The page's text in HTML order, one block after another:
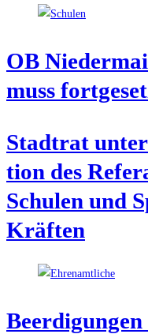
OB
muss
Stadt­rat
ti­on des
Schu­len und
Kräften